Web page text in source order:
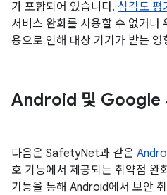
가 포함되어 있습니다. 심각도 평
서비스 완화를 사용할 수 없거나
용으로 인해 대상 기기가 받는
Android 및 Google
다음은 SafetyNet과 같은
호 기능에서 제공되는 취약점 완
기능을 통해 Android에서 보안